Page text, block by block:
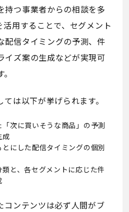
持つ事業者からの相談を多
活用することで、セグメント
配信タイミングの予測、件
イズ案の生成などが実現可
は以下が挙げられます。
次に買いそうな商品」の予測
成
にした配信タイミングの個別
と、各セグメントに応じた件
コンテンツは必ず人間がブ